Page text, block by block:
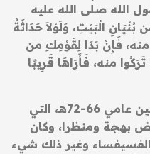
الله صلى الله عليه
الْبَيْتِ، وَلَوْلاَ حَدَاثَةُ
فَإِنْ بَدَا لِقَوْمِكِ من
منه، فَأَرَاهَا قَرِيبًا
ومنها كذلك بناء قبة الصخرة بين عامي 66-72هـ، التي
بهجة ومنظرا، وكان
وغير ذلك شيء